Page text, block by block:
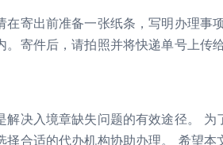
在寄出前准备一张纸条，写明办理事
。寄件后，请拍照并将快递单号上传给
解决入境章缺失问题的有效途径。
择合适的代办机构协助办理。 希望本